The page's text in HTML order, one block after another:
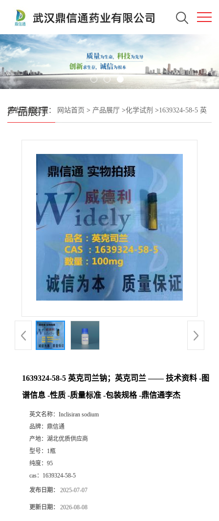
产品展厅
您当前的位置： 网站首页 > 产品展厅 >化学试剂 >1639324-58-5 英
1639324-58-5 英克司兰钠；英克司兰 —— 技术资料 -图
谱信息 -性质 -质量标准 -包装规格 -鼎信通李杰
英文名称： Inclisiran sodium
品牌： 鼎信通
产地： 湖北优质供应商
型号： 1瓶
纯度： 95
cas： 1639324-58-5
发布日期： 2025-07-07
更新日期： 2026-08-08